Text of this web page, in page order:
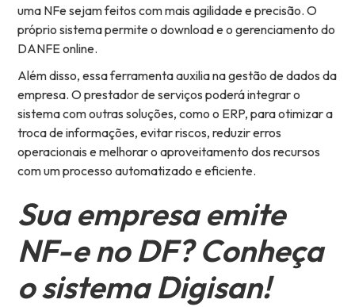
uma NFe sejam feitos com mais agilidade e precisão. O
próprio sistema permite o download e o gerenciamento do
DANFE online.
Além disso, essa ferramenta auxilia na gestão de dados da
empresa. O prestador de serviços poderá integrar o
sistema com outras soluções, como o ERP, para otimizar a
troca de informações, evitar riscos, reduzir erros
operacionais e melhorar o aproveitamento dos recursos
com um processo automatizado e eficiente.
Sua empresa emite
NF-e no DF? Conheça
o sistema Digisan!